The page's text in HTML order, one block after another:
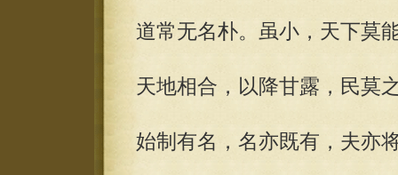
道常无名朴。虽小，天下莫
天地相合，以降甘露，民莫
始制有名，名亦既有，夫亦